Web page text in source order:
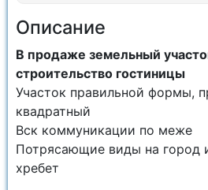
Описание
В продаже земельный
строительство гостиницы
Участок правильной формы,
квадратный
Вск коммуникации по меже
Потрясающие виды на город
хребет